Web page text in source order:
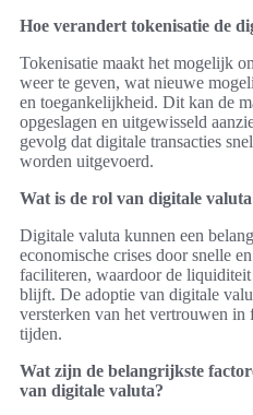
Hoe verandert tokenisatie de
Tokenisatie maakt het mogelijk
weer te geven, wat nieuwe
en toegankelijkheid. Dit kan de
opgeslagen en uitgewisseld
gevolg dat digitale transacties
worden uitgevoerd.
Wat is de rol van digitale valuta
Digitale valuta kunnen een
economische crises door snelle
faciliteren, waardoor de
blijft. De adoptie van digitale
versterken van het vertrouwen in
tijden.
Wat zijn de belangrijkste
van digitale valuta?